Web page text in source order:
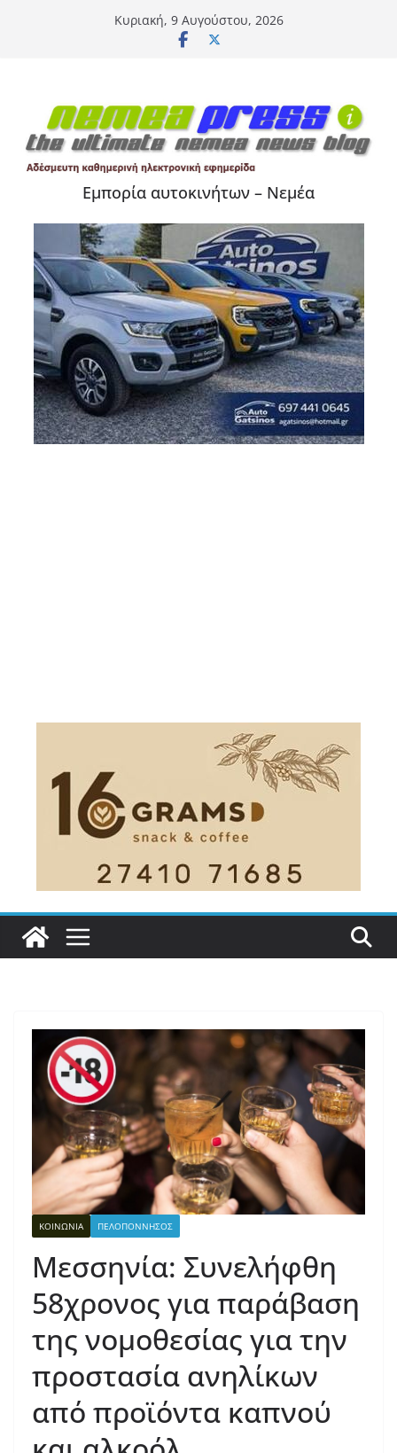
Κυριακή, 9 Αυγούστου, 2026
Εμπορία αυτοκινήτων – Νεμέα
ΚΟΙΝΩΝΙΑ ΠΕΛΟΠΟΝΝΗΣΟΣ
Μεσσηνία: Συνελήφθη
58χρονος για παράβαση
της νομοθεσίας για την
προστασία ανηλίκων
από προϊόντα καπνού